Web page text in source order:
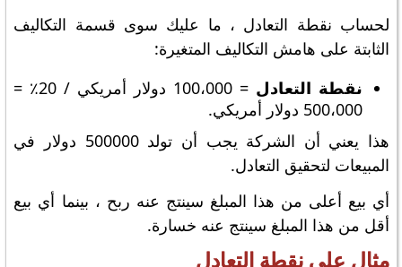
لحساب نقطة التعادل ، ما عليك سوى قسمة التكاليف
الثابتة على هامش التكاليف المتغيرة:
نقطة التعادل
= 100،000 دولار أمريكي / 20٪ =
500،000 دولار أمريكي.
هذا يعني أن الشركة يجب أن تولد 500000 دولار في
المبيعات لتحقيق التعادل.
أي بيع أعلى من هذا المبلغ سينتج عنه ربح ، بينما أي بيع
أقل من هذا المبلغ سينتج عنه خسارة.
مثال على نقطة التعادل